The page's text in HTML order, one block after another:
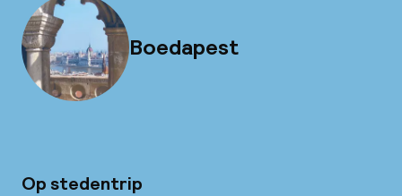
Boedapest
Op stedentrip